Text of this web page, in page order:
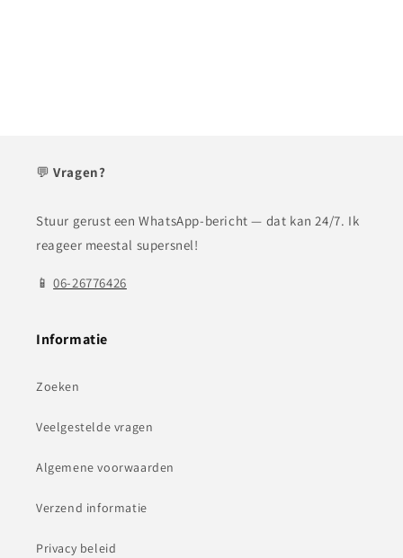
💬Vragen?
Stuur gerust een WhatsApp-bericht — dat kan 24/7. Ik
reageer meestal supersnel!
📱06-26776426
Informatie
Zoeken
Veelgestelde vragen
Algemene voorwaarden
Verzend informatie
Privacy beleid